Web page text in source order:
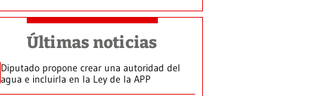
Últimas noticias
Diputado propone crear una autoridad del
agua e incluirla en la Ley de la APP